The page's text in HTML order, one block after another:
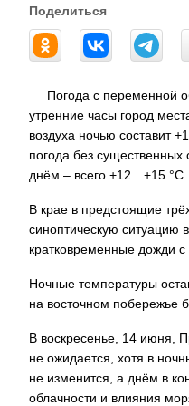
Поделиться
Погода с переменной
утренние часы город
воздуха ночью составит
погода без существенных
днём – всего +12…+15 °C.
В крае в предстоящие
синоптическую ситуацию
кратковременные дожди
Ночные температуры
на восточном побережье
В воскресенье, 14 июня,
не ожидается, хотя в
не изменится, а днём в
облачности и влияния